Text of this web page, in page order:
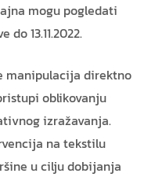
mogu pogledati
13.11.2022.
manipulacija direktno
oblikovanju
izražavanja.
na tekstilu
u cilju dobijanja